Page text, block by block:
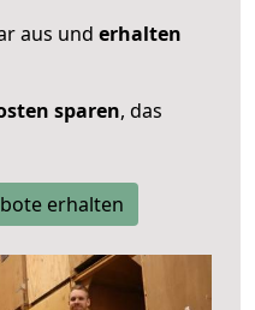
aus und erhalten
sparen, das
erhalten